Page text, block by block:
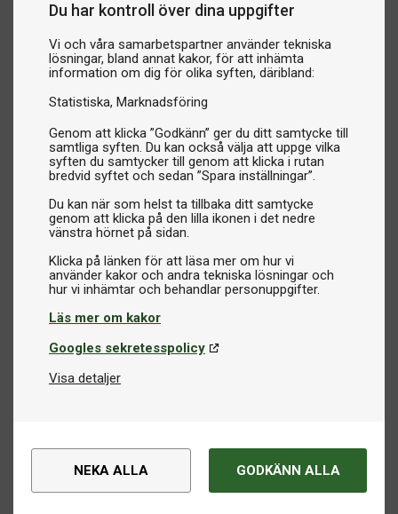
Du har kontroll över dina uppgifter
Vi och våra samarbetspartner använder tekniska
lösningar, bland annat kakor, för att inhämta
information om dig för olika syften, däribland:
Statistiska Marknadsföring
Genom att klicka ”Godkänn” ger du ditt samtycke till
samtliga syften. Du kan också välja att uppge vilka
syften du samtycker till genom att klicka i rutan
bredvid syftet och sedan ”Spara inställningar”.
Du kan när som helst ta tillbaka ditt samtycke
genom att klicka på den lilla ikonen i det nedre
vänstra hörnet på sidan.
Klicka på länken för att läsa mer om hur vi
använder kakor och andra tekniska lösningar och
Läs mer om kakor
Googles sekretesspolicy
Visa detaljer
NEKA ALLA GODKÄNN ALLA